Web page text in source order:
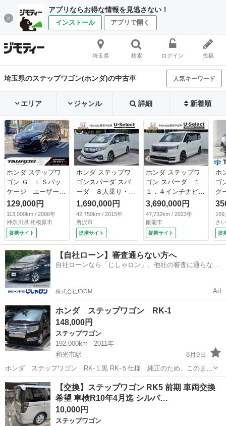
アプリならお得な情報を見逃さない！
インストール アプリで開く
埼玉県 検索 ログイン 投稿
埼玉県のステップワゴン(ホンダ)の中古車 人気キーワード
エリア ジャンル 詳細 新着順
ホンダ ステップワ
ゴン Ｇ ＬＳパッ
ケージ ユーザー買
取・両側パワースラ
イドドア・ナビ・バ
ックカメラ・ＥＴ
Ｃ・オートエアコ
ン・キーレス・フル
フラットシート・パ
ワーステアリング
（車検整備付）
129,000円
113,000km / 2006年
神奈川県 相模原市
提携サイト
ホンダ ステップワ
ゴンスパーダ スパ
ーダ ８人乗り・２
列目ベンチシート・
ワンオーナー・ホン
ダセンシング・Ｂｌ
ｕｅｔｏｏｔｈ・純
正ナビ・ＥＴＣ・両
側電動スライド・バ
ックカメラ ブレー
キサポート １オー
ック 整備記録簿
備付）
1,690,000円
42,750km / 2015年
所沢市
提携サイト
ホンダ ステップワ
ゴン スパーダ １
１．４インチナビ・
前後ドラレコ・両側
電動スライドドア・
ホンダセンシング・
ＥＴＣ２．０・アル
ミホイール・パワー
ゲート・無限フロン
トグリル・無限フロ
ントスポイラー・無
3,690,000円
47,732km / 2023年
飯能市
提携サイト
ホ
ゴ
ク
後
ー
ハ
ク
ク
タ
さ
提
【自社ローン】審査通らない方へ
自社ローンなら「じしゃロン」。他社の審査に通らなか
株式会社IDOM Ad
ホンダ ステップワゴン RK-1
148,000円
ステップワゴン
192,000km
2011年
和光市駅
8月9日
ホンダ ステップワゴン RK-１黒 RK-５仕様 純正のため、このまま
で車検通ります 程度は良いです。まだまだ走れます。 エンジン快適で
す。 2年間乗ってますが故障なし。 バッテリー 半年前に交換 オイ
ル 2026年7月交換...
埼玉 和光市 和光市駅 ステップワゴン
【交換】ステップワゴン RK5 前期 車両交換
希望 車検R10年4月迄 シルバ…
10,000円
ステップワゴン